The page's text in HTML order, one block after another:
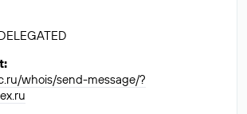
:
whois/send-message/?